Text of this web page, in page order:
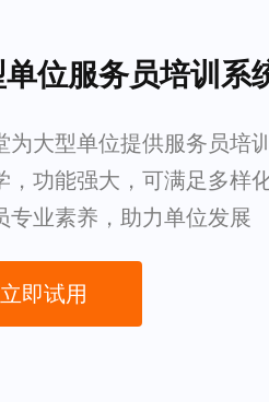
单位服务员培训系
为大型单位提供服务员培
，功能强大，可满足多样
专业素养，助力单位发展
立即试用